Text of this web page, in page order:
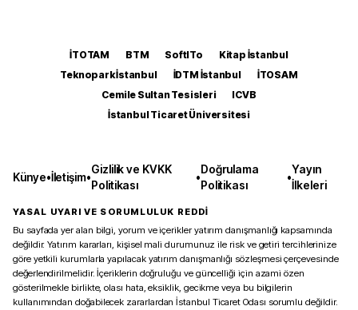
İTOTAM BTM SoftITo
Kitap İstanbul
Teknopark İstanbul
İDTM İstanbul
İTOSAM
Cemile Sultan Tesisleri
ICVB
İstanbul Ticaret Üniversitesi
Künye•İletişim•
Gizlilik ve KVKK
Politikası
•
Doğrulama
Politikası
•
Yayın
İlkeleri
YASAL UYARI VE SORUMLULUK REDDİ
Bu sayfada yer alan bilgi, yorum ve içerikler yatırım danışmanlığı kapsamında
değildir. Yatırım kararları, kişisel mali durumunuz ile risk ve getiri tercihlerinize
göre yetkili kurumlarla yapılacak yatırım danışmanlığı sözleşmesi çerçevesinde
değerlendirilmelidir. İçeriklerin doğruluğu ve güncelliği için azami özen
gösterilmekle birlikte, olası hata, eksiklik, gecikme veya bu bilgilerin
kullanımından doğabilecek zararlardan İstanbul Ticaret Odası sorumlu değildir.